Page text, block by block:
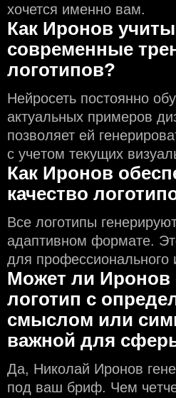
хочется именно вам.
Как Иронов
современные
логотипов?
Нейросеть постоянно
актуальных примеров
позволяет ей
с учeтом текущих
Как Иронов
качество
Все логотипы
адаптивном формате.
для профессионального
Может ли Иронов
логотип с
смыслом или
важной для
Да, Николай Иронов
под ваш бриф. Чем